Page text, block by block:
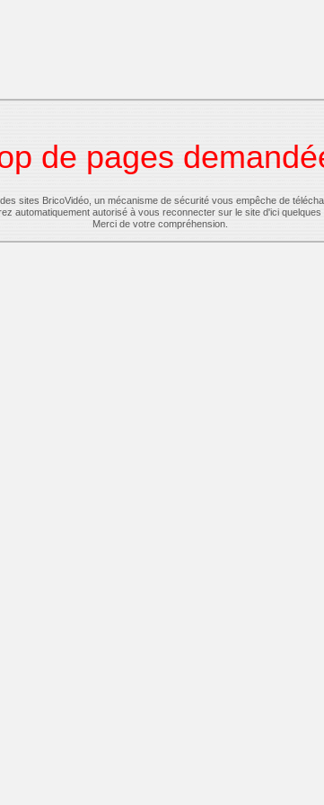
de pages
sites BricoVidéo, un mécanisme de sécurité vous empêche de
automatiquement autorisé à vous reconnecter sur le site d'ici quelques
Merci de votre compréhension.